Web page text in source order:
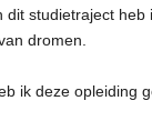
studietraject
dromen.
ik deze opleiding